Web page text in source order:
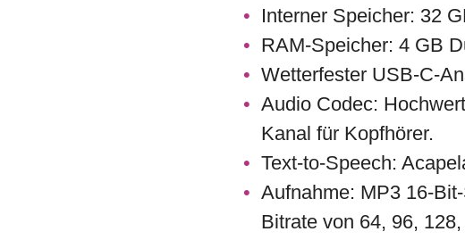
Interner Speicher: 32
RAM-Speicher: 4 GB
Wetterfester USB-C-
Audio Codec:
Kanal für Kopfhörer.
Text-to-Speech:
Aufnahme: MP3 16-
Bitrate von 64, 96,